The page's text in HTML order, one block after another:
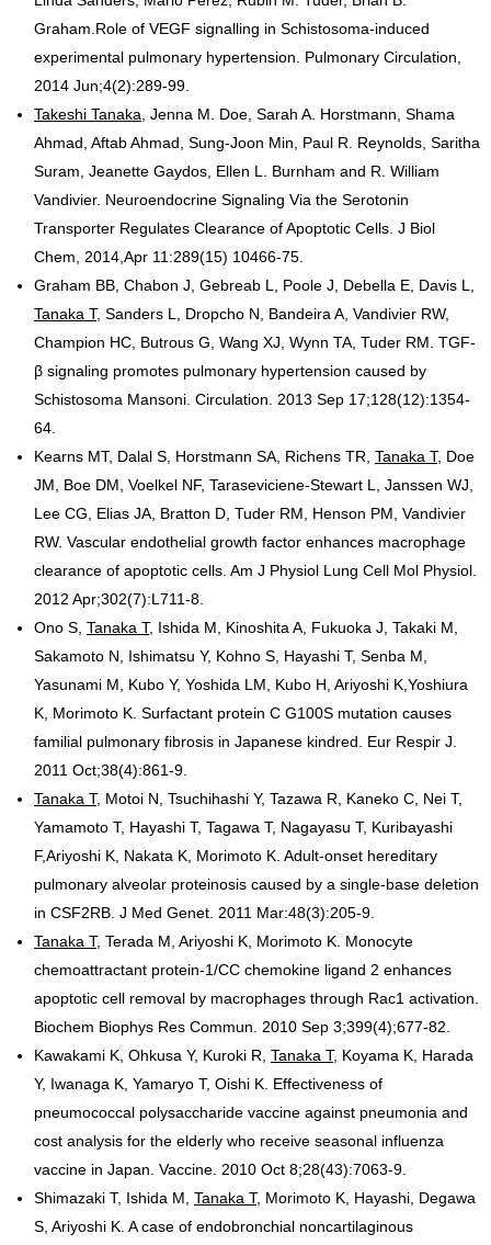
Graham.Role of VEGF signalling in Schistosoma-induced
experimental pulmonary hypertension. Pulmonary Circulation,
2014 Jun;4(2):289-99.
Takeshi Tanaka, Jenna M. Doe, Sarah A. Horstmann, Shama
Ahmad, Aftab Ahmad, Sung-Joon Min, Paul R. Reynolds, Saritha
Suram, Jeanette Gaydos, Ellen L. Burnham and R. William
Vandivier. Neuroendocrine Signaling Via the Serotonin
Transporter Regulates Clearance of Apoptotic Cells. J Biol
Chem, 2014,Apr 11:289(15) 10466-75.
Graham BB, Chabon J, Gebreab L, Poole J, Debella E, Davis L,
Tanaka T, Sanders L, Dropcho N, Bandeira A, Vandivier RW,
Champion HC, Butrous G, Wang XJ, Wynn TA, Tuder RM. TGF-
β signaling promotes pulmonary hypertension caused by
Schistosoma Mansoni. Circulation. 2013 Sep 17;128(12):1354-
64.
Kearns MT, Dalal S, Horstmann SA, Richens TR, Tanaka T, Doe
JM, Boe DM, Voelkel NF, Taraseviciene-Stewart L, Janssen WJ,
Lee CG, Elias JA, Bratton D, Tuder RM, Henson PM, Vandivier
RW. Vascular endothelial growth factor enhances macrophage
clearance of apoptotic cells. Am J Physiol Lung Cell Mol Physiol.
2012 Apr;302(7):L711-8.
Ono S, Tanaka T, Ishida M, Kinoshita A, Fukuoka J, Takaki M,
Sakamoto N, Ishimatsu Y, Kohno S, Hayashi T, Senba M,
Yasunami M, Kubo Y, Yoshida LM, Kubo H, Ariyoshi K,Yoshiura
K, Morimoto K. Surfactant protein C G100S mutation causes
familial pulmonary fibrosis in Japanese kindred. Eur Respir J.
2011 Oct;38(4):861-9.
Tanaka T, Motoi N, Tsuchihashi Y, Tazawa R, Kaneko C, Nei T,
Yamamoto T, Hayashi T, Tagawa T, Nagayasu T, Kuribayashi
F,Ariyoshi K, Nakata K, Morimoto K. Adult-onset hereditary
pulmonary alveolar proteinosis caused by a single-base deletion
in CSF2RB. J Med Genet. 2011 Mar:48(3):205-9.
Tanaka T, Terada M, Ariyoshi K, Morimoto K. Monocyte
chemoattractant protein-1/CC chemokine ligand 2 enhances
apoptotic cell removal by macrophages through Rac1 activation.
Biochem Biophys Res Commun. 2010 Sep 3;399(4);677-82.
Kawakami K, Ohkusa Y, Kuroki R, Tanaka T, Koyama K, Harada
Y, Iwanaga K, Yamaryo T, Oishi K. Effectiveness of
pneumococcal polysaccharide vaccine against pneumonia and
cost analysis for the elderly who receive seasonal influenza
vaccine in Japan. Vaccine. 2010 Oct 8;28(43):7063-9.
Shimazaki T, Ishida M, Tanaka T, Morimoto K, Hayashi, Degawa
S, Ariyoshi K. A case of endobronchial noncartilaginous